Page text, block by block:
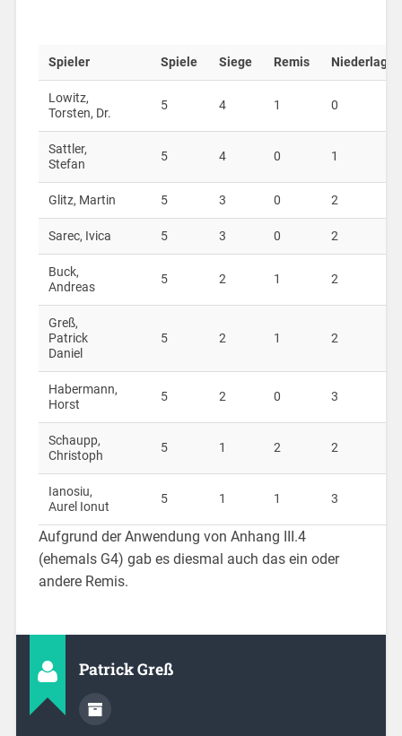
Spieler Spiele Siege Remis Niederlagen
Lowitz,
Torsten, Dr.
5 4 1 0
Sattler,
Stefan
5 4 0 1
Glitz, Martin 5 3 0 2
Sarec, Ivica 5 3 0 2
Buck,
Andreas
5 2 1 2
Greß,
Patrick
Daniel
5 2 1 2
Habermann,
Horst
5 2 0 3
Schaupp,
Christoph
5 1 2 2
Ianosiu,
Aurel Ionut
5 1 1 3
Aufgrund der Anwendung von Anhang III.4
(ehemals G4) gab es diesmal auch das ein oder
andere Remis.
Patrick Greß